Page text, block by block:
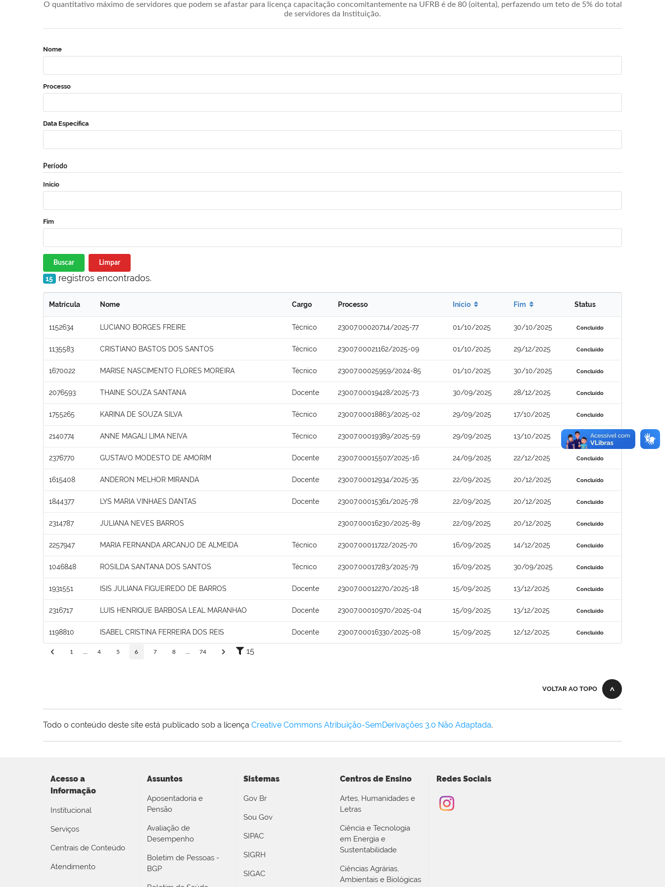
O quantitativo máximo de servidores que podem se afastar para licença capacitação concomitantemente na UFRB é de 80 (oitenta), perfazendo um teto de 5% do total
de servidores da Instituição.
Nome
Processo
Data Específica
Período
Início
Fim
Buscar Limpar
15 registros encontrados.
Matrícula Nome Cargo Processo Início Fim Status
1152634 LUCIANO BORGES FREIRE Técnico 23007.00020714/2025-77 01/10/2025 30/10/2025 Concluído
1135583 CRISTIANO BASTOS DOS SANTOS Técnico 23007.00021162/2025-09 01/10/2025 29/12/2025 Concluído
1670022 MARISE NASCIMENTO FLORES MOREIRA Técnico 23007.00025959/2024-85 01/10/2025 30/10/2025 Concluído
2076593 THAINE SOUZA SANTANA Docente 23007.00019428/2025-73 30/09/2025 28/12/2025 Concluído
1755265 KARINA DE SOUZA SILVA Técnico 23007.00018863/2025-02 29/09/2025 17/10/2025 Concluído
2140774 ANNE MAGALI LIMA NEIVA Técnico 23007.00019389/2025-59 29/09/2025 13/10/2025 Concluído
2376770 GUSTAVO MODESTO DE AMORIM Docente 23007.00015507/2025-16 24/09/2025 22/12/2025 Concluído
1615408 ANDERON MELHOR MIRANDA Docente 23007.00012934/2025-35 22/09/2025 20/12/2025 Concluído
1844377 LYS MARIA VINHAES DANTAS Docente 23007.00015361/2025-78 22/09/2025 20/12/2025 Concluído
2314787 JULIANA NEVES BARROS 23007.00016230/2025-89 22/09/2025 20/12/2025 Concluído
2257947 MARIA FERNANDA ARCANJO DE ALMEIDA Técnico 23007.00011722/2025-70 16/09/2025 14/12/2025 Concluído
1046848 ROSILDA SANTANA DOS SANTOS Técnico 23007.00017283/2025-79 16/09/2025 30/09/2025 Concluído
1931551 ISIS JULIANA FIGUEIREDO DE BARROS Docente 23007.00012270/2025-18 15/09/2025 13/12/2025 Concluído
2316717 LUIS HENRIQUE BARBOSA LEAL MARANHAO Docente 23007.00010970/2025-04 15/09/2025 13/12/2025 Concluído
1198810 ISABEL CRISTINA FERREIRA DOS REIS Docente 23007.00016330/2025-08 15/09/2025 12/12/2025 Concluído
1 4 5 6 7 8 74 15
VOLTAR AO TOPO
Todo o conteúdo deste site está publicado sob a licença Creative Commons Atribuição-SemDerivações 3.0 Não Adaptada.
Acesso a
Informação
Institucional
Serviços
Centrais de Conteúdo
Atendimento
Assuntos
Aposentadoria e
Pensão
Avaliação de
Desempenho
Boletim de Pessoas -
BGP
Sistemas
Gov Br
Sou Gov
SIPAC
SIGRH
SIGAC
Centros de Ensino
Artes, Humanidades e
Letras
Ciência e Tecnologia
em Energia e
Sustentabilidade
Ciências Agrárias,
Ambientais e Biológicas
Redes Sociais